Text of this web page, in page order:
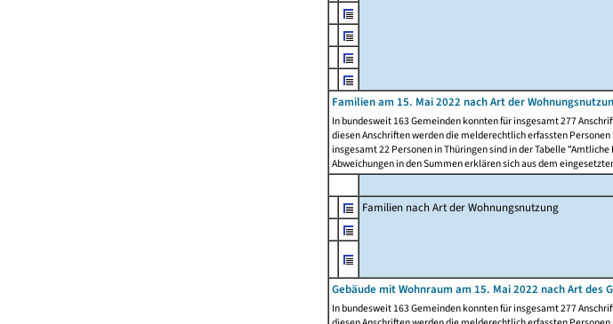
Familien am 15. Mai 2022 nach Art der
In bundesweit 163 Gemeinden konnten für insgesamt 277
diesen Anschriften werden die melderechtlich erfassten
insgesamt 22 Personen in Thüringen sind in der Tabelle
Abweichungen in den Summen erklären sich aus dem
Familien nach Art der Wohnungsnutzung
Gebäude mit Wohnraum am 15. Mai 2022 nach Art des
In bundesweit 163 Gemeinden konnten für insgesamt 277